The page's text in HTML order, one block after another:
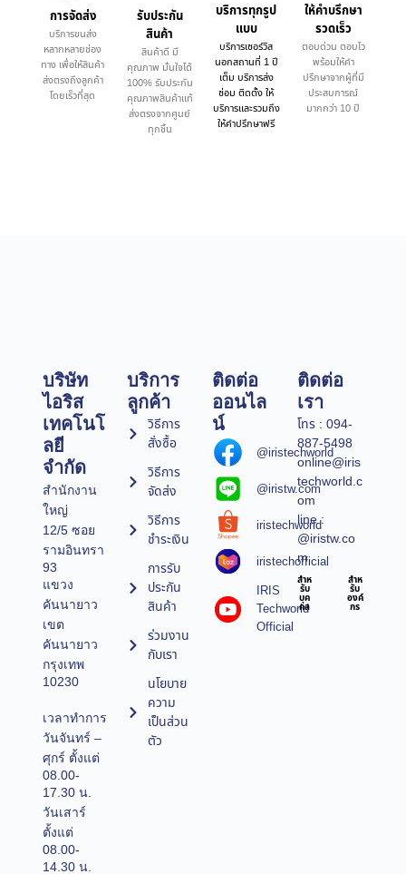
การจัดส่ง
บริการขนส่ง
หลากหลายช่อง
ทาง เพื่อให้สินค้า
ส่งตรงถึงลูกค้า
โดยเร็วที่สุด
รับประกัน
สินค้า
สินค้าดี มี
คุณภาพ มั่นใจได้
100% รับประกัน
คุณภาพสินค้าแท้
ส่งตรงจากศูนย์
ทุกชิ้น
บริการทุกรูป
แบบ
บริการเซอร์วิส
นอกสถานที่ 1 ปี
เต็ม บริการส่ง
ซ่อม ติดตั้ง ให้
บริการและรวมถึง
ให้คำปรึกษาฟรี
ให้คำบรึกษา
รวดเร็ว
ตอบด่วน ตอบไว
พร้อมให้คำ
ปรึกษาจากผู้ที่มี
ประสบการณ์
มากกว่า 10 ปี
บริษัท
ไอริส
เทคโนโ
ลยี
จำกัด
สำนักงาน
ใหญ่
12/5 ซอย
รามอินทรา
93
แขวง
คันนายาว
เขต
คันนายาว
กรุงเทพ
10230
เวลาทำการ
วันจันทร์ –
ศุกร์ ตั้งแต่
08.00-
17.30 น.
วันเสาร์
ตั้งแต่
08.00-
14.30 น.
บริการ
ลูกค้า
วิธีการ
สั่งซื้อ
วิธีการ
จัดส่ง
วิธีการ
ชำระเงิน
การรับ
ประกัน
สินค้า
ร่วมงาน
กับเรา
นโยบาย
ความ
เป็นส่วน
ตัว
ติดต่อ
ออนไล
น์
@iristechworld
@iristw.com
iristechworld
iristechofficial
IRIS
Techworld
Official
ติดต่อ
เรา
โทร : 094-
887-5498
online@iris
techworld.c
om
line :
@iristw.co
m
สำห
รับ
บุค
คล
สำห
รับ
องค์
กร